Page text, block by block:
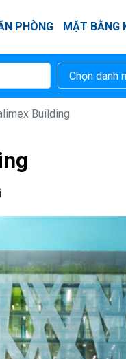
PHÒNG MẶT BẰNG
Building